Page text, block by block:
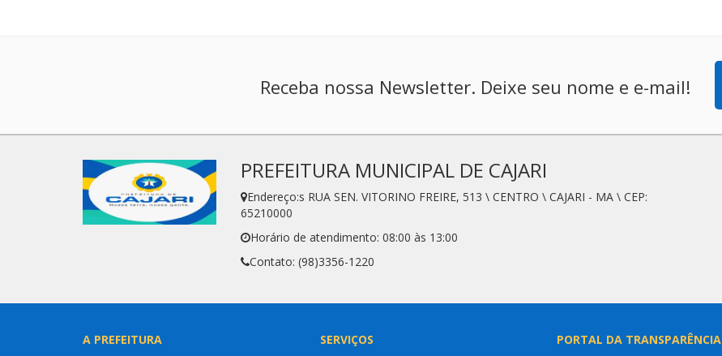
Receba nossa Newsletter. Deixe seu nome e e-mail!
PREFEITURA MUNICIPAL DE CAJARI
Endereço:s RUA SEN. VITORINO FREIRE, 513 \ CENTRO \ CAJARI - MA \ CEP:
65210000
Horário de atendimento: 08:00 às 13:00
Contato: (98)3356-1220
A PREFEITURA SERVIÇOS PORTAL DA TRANSPARÊNCIA